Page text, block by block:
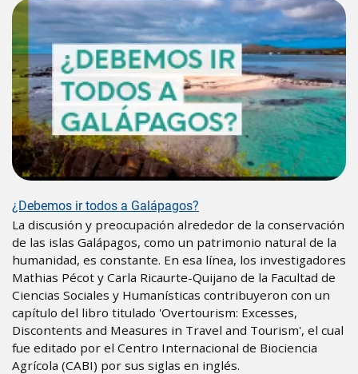
Image
¿Debemos ir todos a Galápagos?
La discusión y preocupación alrededor de la conservación
de las islas Galápagos, como un patrimonio natural de la
humanidad, es constante. En esa línea, los investigadores
Mathias Pécot y Carla Ricaurte-Quijano de la Facultad de
Ciencias Sociales y Humanísticas contribuyeron con un
capítulo del libro titulado 'Overtourism: Excesses,
Discontents and Measures in Travel and Tourism', el cual
fue editado por el Centro Internacional de Biociencia
Agrícola (CABI) por sus siglas en inglés.